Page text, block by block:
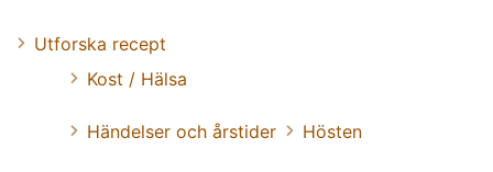
Utforska recept
Kost / Hälsa
Händelser och årstider Hösten